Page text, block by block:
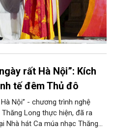
rất Hà Nội”: Kích
tế đêm Thủ đô
Nội” - chương trình nghệ
Long thực hiện, đã ra
Nhà hát Ca múa nhạc Thăng